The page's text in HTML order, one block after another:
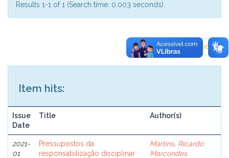
Results 1-1 of 1 (Search time: 0.003 seconds).
previous 1 next
Item hits:
Issue
Date
Title Author(s)
2021-
01
Pressupostos da
responsabilização disciplinar
Martins, Ricardo
Marcondes.